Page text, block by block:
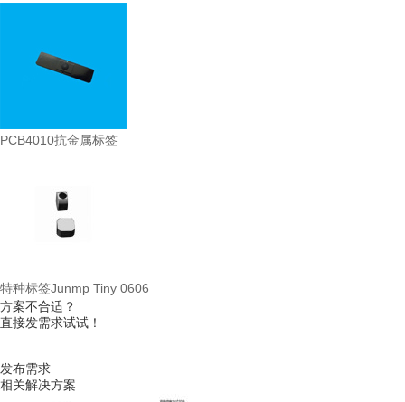
PCB4010抗金属标签
特种标签Junmp Tiny 0606
方案不合适？
直接发需求试试！
发布需求
相关解决方案